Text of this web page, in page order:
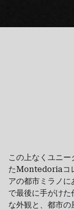
この上なくユニー
たMontedoriaコ
アの都市ミラノに
で最後に手がけた
な外観と、都市